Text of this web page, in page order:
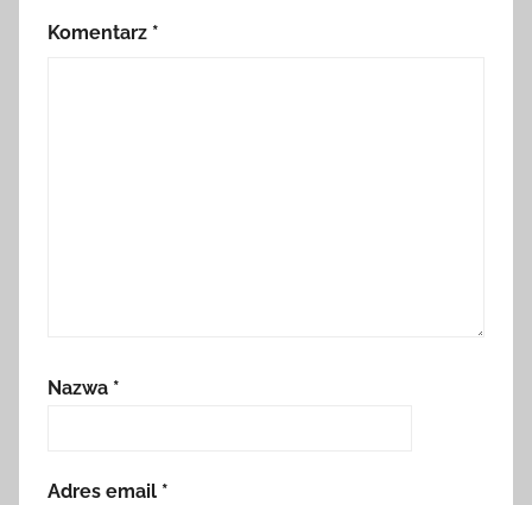
Komentarz *
Nazwa *
Adres email *